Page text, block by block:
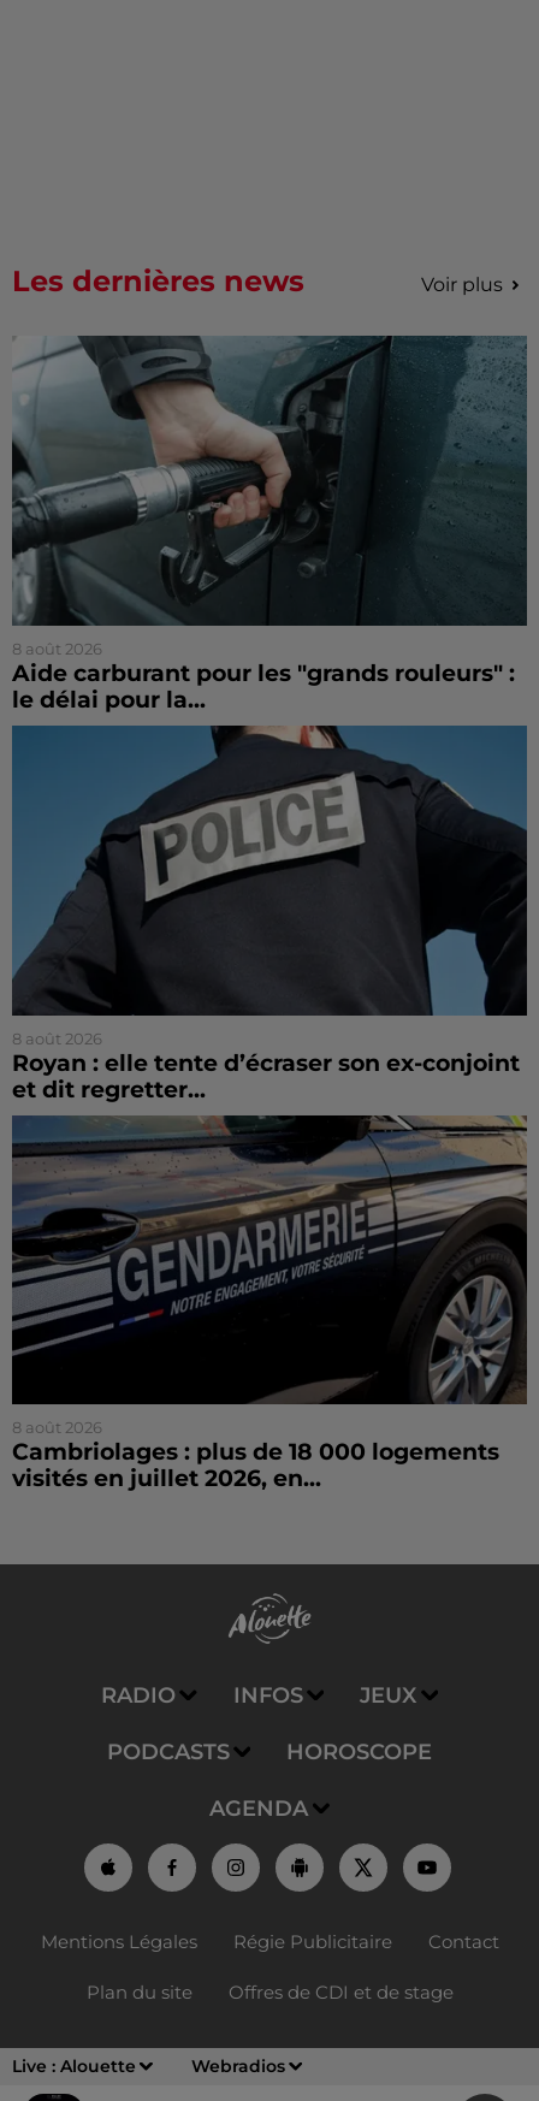
Live : Alouette Webradios
Les dernières news Voir plus
8 août 2026
Aide carburant pour les "grands rouleurs" :
le délai pour la...
8 août 2026
Royan : elle tente d’écraser son ex-conjoint
et dit regretter...
8 août 2026
Cambriolages : plus de 18 000 logements
visités en juillet 2026, en...
RADIO INFOS JEUX
PODCASTS HOROSCOPE
AGENDA
Mentions Légales Régie Publicitaire Contact
Plan du site Offres de CDI et de stage